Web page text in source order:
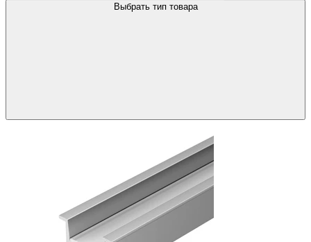
Выбрать тип товара